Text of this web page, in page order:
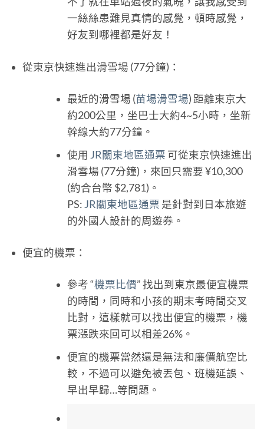
一絲絲患難見真情的感覺，頓時感覺，
好友到哪裡都是好友！
從東京快速進出滑雪場 (77分鐘)：
最近的滑雪場 (苗場滑雪場) 距離東京大
約200公里，坐巴士大約4~5小時，坐新
幹線大約77分鐘。
使用 JR關東地區通票 可從東京快速進出
滑雪場 (77分鐘)，來回只需要 ¥10,300
(約合台幣 $2,781)。
PS: JR關東地區通票 是針對到日本旅遊
的外國人設計的周遊券。
便宜的機票：
參考 “機票比價” 找出到東京最便宜機票
的時間，同時和小孩的期末考時間交叉
比對，這樣就可以找出便宜的機票，機
票漲跌來回可以相差26%。
便宜的機票當然還是無法和廉價航空比
較，不過可以避免被丟包、班機延誤、
早出早歸…等問題。